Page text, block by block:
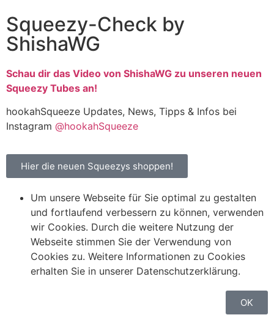
Squeezy-Check by
ShishaWG
Schau dir das Video von ShishaWG zu unseren neuen
Squeezy Tubes an!
hookahSqueeze Updates, News, Tipps & Infos bei
Instagram @hookahSqueeze
Hier die neuen Squeezys shoppen!
Um unsere Webseite für Sie optimal zu gestalten
und fortlaufend verbessern zu können, verwenden
wir Cookies. Durch die weitere Nutzung der
Webseite stimmen Sie der Verwendung von
Cookies zu. Weitere Informationen zu Cookies
erhalten Sie in unserer Datenschutzerklärung.
OK